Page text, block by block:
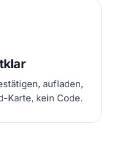
aufladen,
Karte, kein Code.